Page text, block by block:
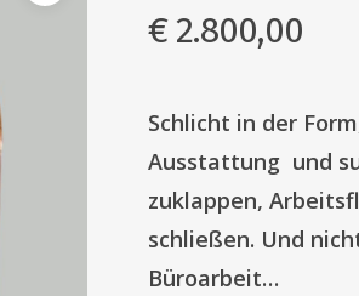
€2.800,00
Schlicht in der
Ausstattung und
zuklappen,
schließen. Und
Büroarbeit…